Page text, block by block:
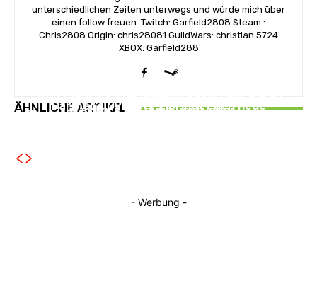
unterschiedlichen Zeiten unterwegs und würde mich über
einen follow freuen. Twitch: Garfield2808 Steam :
Chris2808 Origin: chris28081 GuildWars: christian.5724
XBOX: Garfield288
ÄHNLICHE ARTIKEL
NEWS
sofort für euch verfügbar
Farmer’s Dynasty 2 bringt euch neue
Tower Tactics 2 angekündigt: Tower Defense
- Werbung -